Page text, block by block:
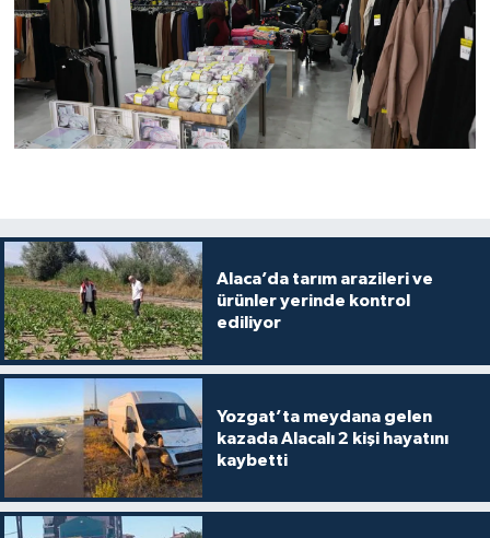
Alaca’da tarım arazileri ve
ürünler yerinde kontrol
ediliyor
Yozgat’ta meydana gelen
kazada Alacalı 2 kişi hayatını
kaybetti